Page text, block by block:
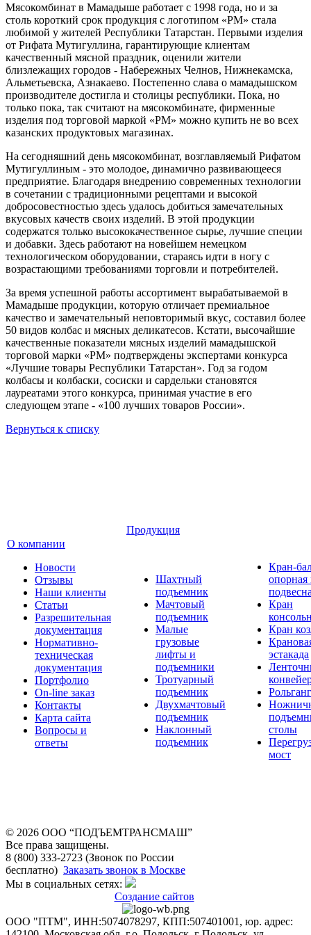
Мясокомбинат в Мамадыше работает с 1998 года, но и за
столь короткий срок продукция с логотипом «РМ» стала
любимой у жителей Республики Татарстан. Первыми изделия
от Рифата Мутигуллина, гарантирующие клиентам
качественный мясной праздник, оценили жители
близлежащих городов - Набережных Челнов, Нижнекамска,
Альметьевска, Азнакаево. Постепенно слава о мамадышском
производителе достигла и столицы республики. Пока, но
только пока, так считают на мясокомбинате, фирменные
изделия под торговой маркой «РМ» можно купить не во всех
казанских продуктовых магазинах.
На сегодняшний день мясокомбинат, возглавляемый Рифатом
Мутигуллиным - это молодое, динамично развивающееся
предприятие. Благодаря внедрению современных технологии
в сочетании с традиционными рецептами и высокой
добросовестностью здесь удалось добиться замечательных
вкусовых качеств своих изделий. В этой продукции
содержатся только высококачественное сырье, лучшие специи
и добавки. Здесь работают на новейшем немецком
технологическом оборудовании, стараясь идти в ногу с
возрастающими требованиями торговли и потребителей.
За время успешной работы ассортимент вырабатываемой в
Мамадыше продукции, которую отличает премиальное
качество и замечательный неповторимый вкус, составил более
50 видов колбас и мясных деликатесов. Кстати, высочайшие
качественные показатели мясных изделий мамадышской
торговой марки «РМ» подтверждены экспертами конкурса
«Лучшие товары Республики Татарстан». Год за годом
колбасы и колбаски, сосиски и сардельки становятся
лауреатами этого конкурса, принимая участие в его
следующем этапе - «100 лучших товаров России».
Вернуться к списку
О компании
Новости
Отзывы
Наши клиенты
Статьи
Разрешительная
документация
Нормативно-
техническая
документация
Портфолио
On-line заказ
Контакты
Карта сайта
Вопросы и
ответы
Продукция
Шахтный
подъемник
Мачтовый
подъемник
Малые
грузовые
лифты и
подъемники
Тротуарный
подъемник
Двухмачтовый
подъемник
Наклонный
подъемник
Кран-
опорная
Кран
Кран
эстакада
столы
мост
© 2026 OOO “ПОДЪЕМТРАНСМАШ”
Все права защищены.
8 (800) 333-2723 (Звонок по России
бесплатно) Заказать звонок в Москве
Мы в социальных сетях:
Создание сайтов
ООО "ПТМ", ИНН:5074078297, КПП:507401001, юр. адрес: